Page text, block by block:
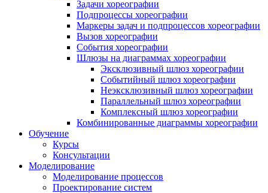
Задачи хореографии
Подпроцессы хореографии
Маркеры задач и подпроцессов хореографии
Вызов хореографии
События хореографии
Шлюзы на диаграммах хореографии
Эксклюзивный шлюз хореографии
Событийный шлюз хореографии
Неэксклюзивный шлюз хореографии
Параллельный шлюз хореографии
Комплексный шлюз хореографии
Комбинированные диаграммы хореографии
Обучение
Курсы
Консультации
Моделирование
Моделирование процессов
Проектирование систем